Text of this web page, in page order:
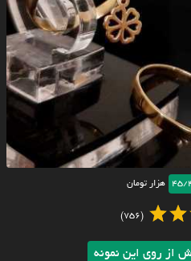
45/ هزار تومان
(756)
از روی این نمونه